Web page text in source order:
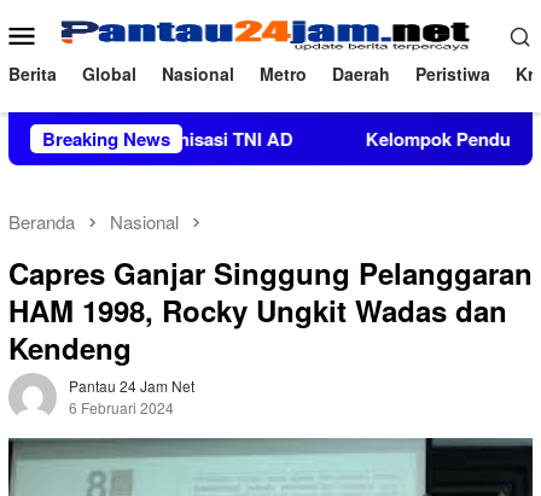
ke
konten
Menu
Mobile
Berita Global Nasional Metro Daerah Peristiwa
Breaking News
Organisasi TNI AD Kelompok Pendukung Moha
Beranda Nasional
Capres Ganjar Singgung Pelanggaran
HAM 1998, Rocky Ungkit Wadas dan
Kendeng
Pantau 24 Jam Net
6 Februari 2024